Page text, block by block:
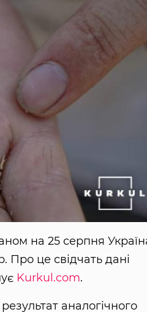
на 25 серпня
Про це свідчать дані
Kurkul.com.
аналогічного